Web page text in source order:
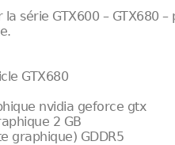
série GTX600 – GTX680
GTX680
nvidia geforce gtx
2 GB
graphique) GDDR5